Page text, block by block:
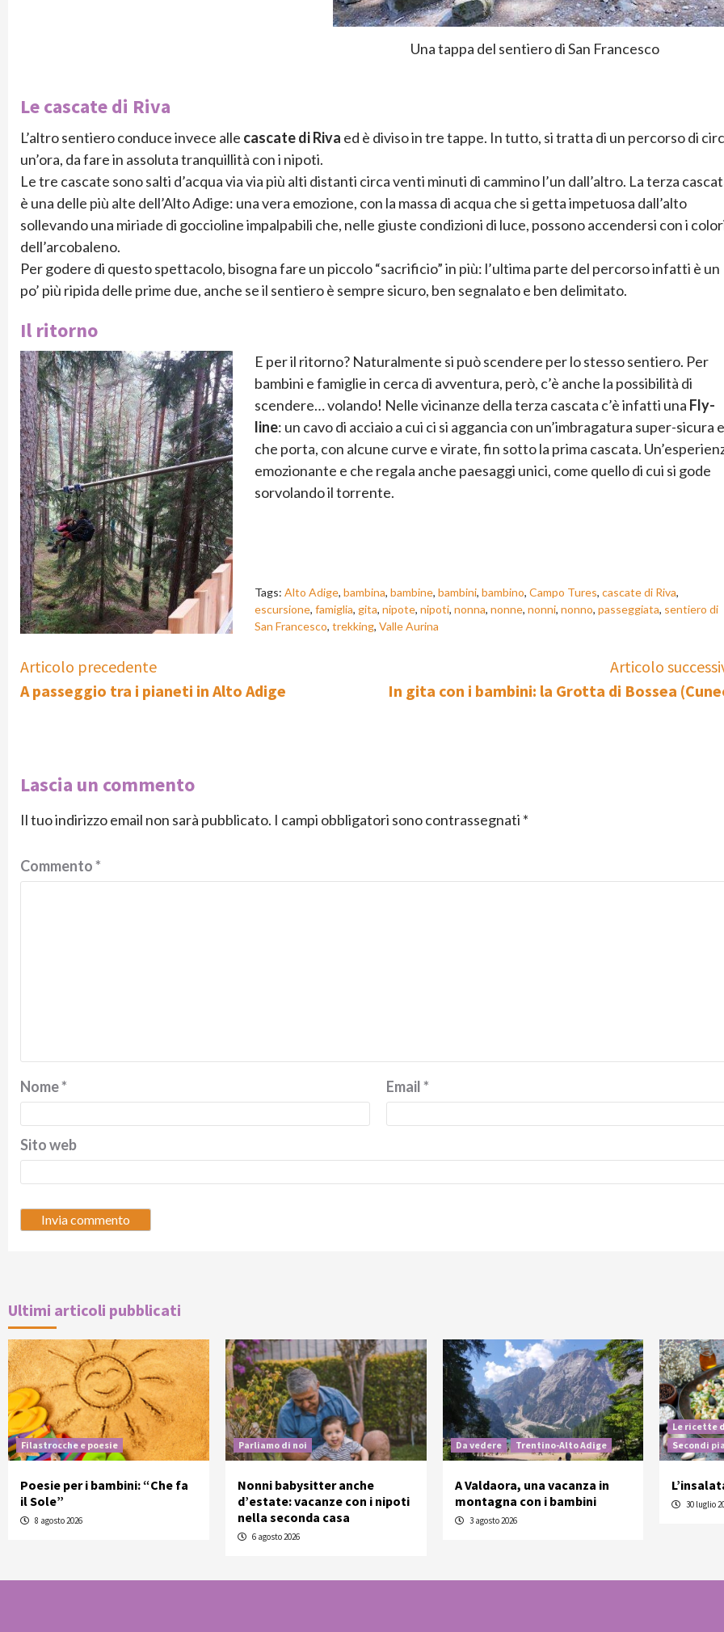
Una tappa del sentiero di San Francesco
Le cascate di Riva
L’altro sentiero conduce invece alle cascate di Riva ed è diviso in tre tappe. In tutto, si tratta di un percorso di
un’ora, da fare in assoluta tranquillità con i nipoti.
Le tre cascate sono salti d’acqua via via più alti distanti circa venti minuti di cammino l’un dall’altro. La terza
è una delle più alte dell’Alto Adige: una vera emozione, con la massa di acqua che si getta impetuosa dall’alto
sollevando una miriade di goccioline impalpabili che, nelle giuste condizioni di luce, possono accendersi con i
dell’arcobaleno.
Per godere di questo spettacolo, bisogna fare un piccolo “sacrificio” in più: l’ultima parte del percorso infatti è un
po’ più ripida delle prime due, anche se il sentiero è sempre sicuro, ben segnalato e ben delimitato.
Il ritorno
E per il ritorno? Naturalmente si può scendere per lo stesso sentiero. Per
bambini e famiglie in cerca di avventura, però, c’è anche la possibilità di
scendere… volando! Nelle vicinanze della terza cascata c’è infatti una Fly-
line: un cavo di acciaio a cui ci si aggancia con un’imbragatura super-sicura e
che porta, con alcune curve e virate, fin sotto la prima cascata.
emozionante e che regala anche paesaggi unici, come quello di cui si gode
sorvolando il torrente.
Tags: Alto Adige, bambina, bambine, bambini, bambino, Campo Tures, cascate di Riva,
escursione, famiglia, gita, nipote, nipoti, nonna, nonne, nonni, nonno, passeggiata, sentiero di
San Francesco, trekking, Valle Aurina
Continue
Reading
Articolo precedente
A passeggio tra i pianeti in Alto Adige
Articolo
In gita con i bambini: la Grotta di Bossea
Lascia un commento
Il tuo indirizzo email non sarà pubblicato. I campi obbligatori sono contrassegnati *
Commento*
Nome* Email*
Sito web
Ultimi articoli pubblicati
Filastrocche e poesie
Poesie per i bambini: “Che fa
il Sole”
8 agosto 2026
Parliamo di noi
Nonni babysitter anche
d’estate: vacanze con i nipoti
nella seconda casa
6 agosto 2026
Da vedere Trentino-Alto Adige
A Valdaora, una vacanza in
montagna con i bambini
3 agosto 2026
Le ricette
Secondi
30 luglio